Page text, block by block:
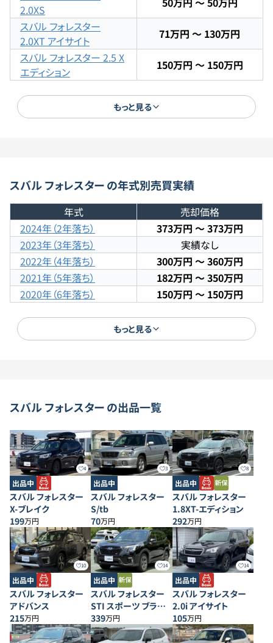
2.0XS
スバル フォレスター
2.0XT アイサイト
71万円 ～ 130万円
スバル フォレスター 2.5 X
エディション
150万円 ～ 150万円
スポーツ
345万円 ～ 360万円
スバルフォレスターSTI
テッド
182万円 ～ 182万円
スバルフォレスター
ーツ
300万円 ～ 350万円
もっと見る
スバルフォレスターの年式別売買実績
年式
売却価格
2024年（2年落ち）
373万円 〜373万円
2023年（3年落ち）
実績なし
2022年（4年落ち）
300万円 〜360万円
2021年（5年落ち）
182万円 〜350万円
2020年（6年落ち）
150万円 〜 150万円
2017年（9年落ち）
実績なし
2013年（13年落ち）
2011年（15年落ち）
実績なし
2010年（16年落ち）
実績なし
2009年（17年落ち）
実績なし
2008年（18年落ち）
実績なし
2007年（19年落ち）
50万円〜50万円
2006年（20年落ち）
実績なし
2005年（21年落ち）
140万円〜140万円
もっと見る
スバルフォレスターの出品一覧
4
出品中
スバル フォレスター
X-ブレイク
199万円
3
出品中
スバル フォレスター
S/tb
70万円
8
出品中
スバル フォレスター
1.8XT-エディション
292万円
10
出品中
スバル フォレスター
アドバンス
215万円
14
出品中
スバル フォレスター
STI スポーツ ブラッ
クインテリアセレクシ
ョン
339万円
14
出品中
スバル フォレスター
2.0i アイサイト
105万円